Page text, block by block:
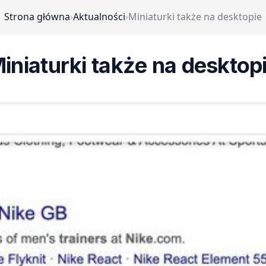
Strona główna›Aktualności›Miniaturki także na desktopie
także na